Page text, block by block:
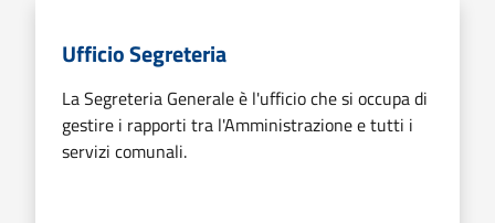
Ufficio Segreteria
La Segreteria Generale è l'ufficio che si occupa di
gestire i rapporti tra l'Amministrazione e tutti i
servizi comunali.